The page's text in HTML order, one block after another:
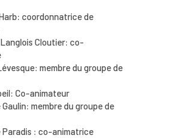
coordonnatrice de
Cloutier: co-
membre du groupe de
Co-animateur
Gaulin: membre du groupe de
Paradis : co-animatrice